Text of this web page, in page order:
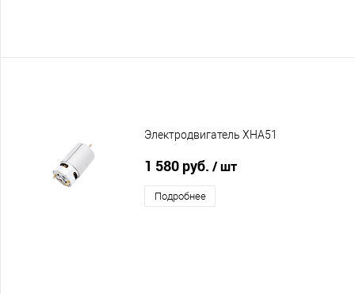
Электродвигатель XHA51
1 580 руб. / шт
Подробнее